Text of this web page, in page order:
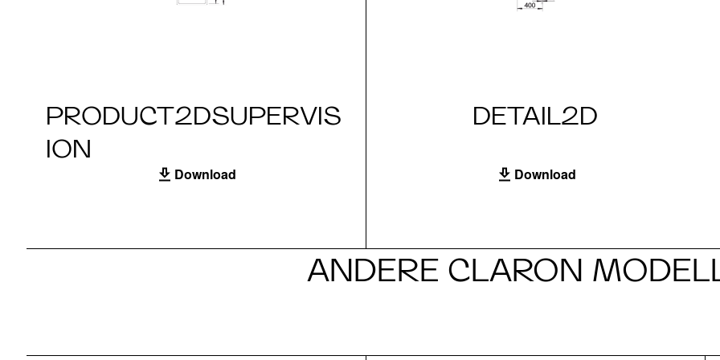
PRODUCT2DSUPERVIS
ION
Download
DETAIL2D
Download
ANDERE CLARON